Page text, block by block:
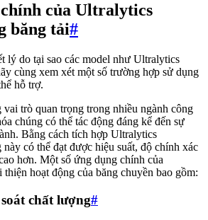
của Ultralytics
băng tải#
lý do tại sao các model như Ultralytics
cùng xem xét một số trường hợp sử dụng
hỗ trợ.
trò quan trọng trong nhiều ngành công
chúng có thể tác động đáng kể đến sự
Bằng cách tích hợp Ultralytics
có thể đạt được hiệu suất, độ chính xác
hơn. Một số ứng dụng chính của
hoạt động của băng chuyền bao gồm:
chất lượng#